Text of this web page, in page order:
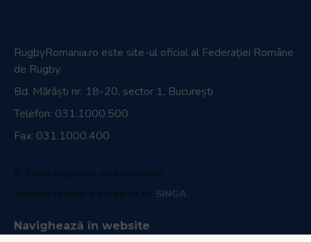
RugbyRomania.ro este site-ul oficial al Federației Române
de Rugby.
Bd. Mărăști nr. 18-20, sector 1, București
Telefon: 031.1000.500
Fax: 031.1000.400
© Toate drepturile sunt rezervate.
Website realizat și întreținut de SINGA
Navighează în website